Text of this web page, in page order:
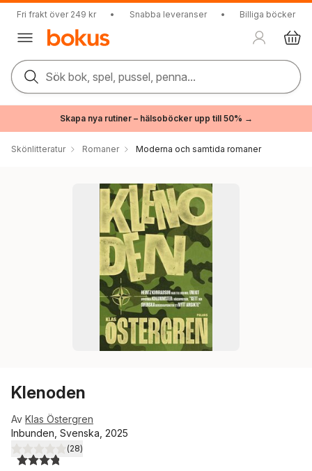
Fri frakt över 249 kr • Snabba leveranser • Billiga böcker
Sök bok, spel, pussel, penna...
Skapa nya rutiner – hälsoböcker upp till 50% →
Skönlitteratur Romaner Moderna och samtida romaner
Klenoden
Av Klas Östergren
Inbunden, Svenska, 2025
3,8utav 5 stjärnor. Totalt antal röster:
(28)